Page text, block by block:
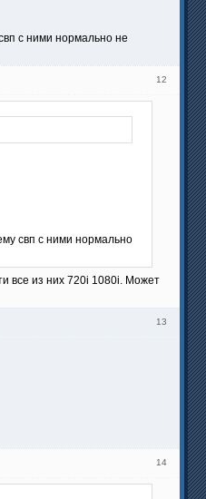
с ними нормально не
12
свп с ними нормально
все из них 720i 1080i. Может
13
14